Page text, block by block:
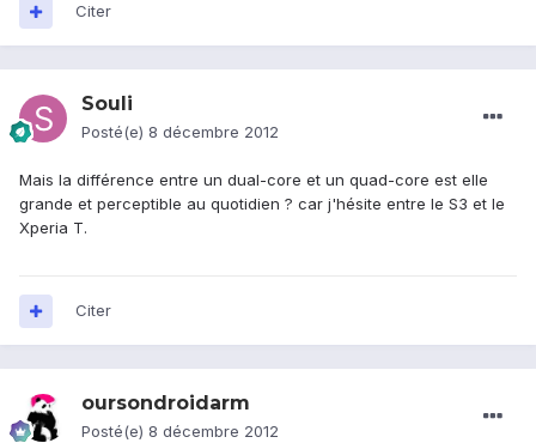
Citer
Souli
Posté(e) 8 décembre 2012
Mais la différence entre un dual-core et un quad-core est elle
grande et perceptible au quotidien ? car j'hésite entre le S3 et le
Xperia T.
Citer
oursondroidarm
Posté(e) 8 décembre 2012